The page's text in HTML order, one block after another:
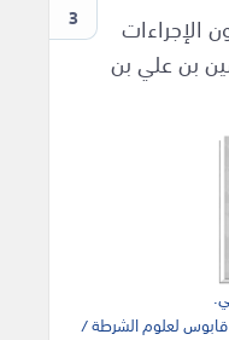
3
الإجراءات
بن علي بن
قابوس لعلوم الشرطة /